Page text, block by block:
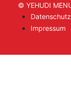
© YEHUDI
Datenschutz
Impressum